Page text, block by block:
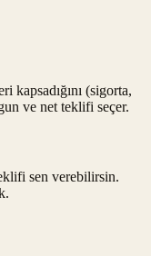
kapsadığını (sigorta,
ve net teklifi seçer.
sen verebilirsin.